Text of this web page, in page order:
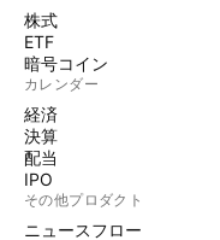
株式
ETF
暗号コイン
カレンダー
経済
決算
配当
IPO
その他プロダクト
ニュースフロー